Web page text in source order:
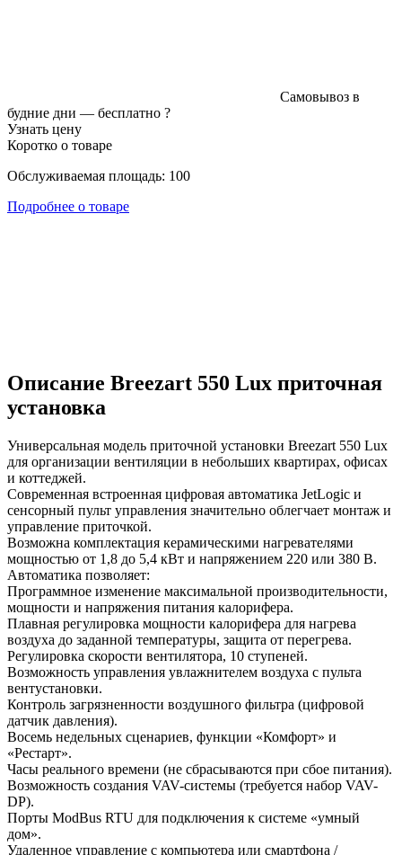
Самовывоз в
будние дни — бесплатно ?
Узнать цену
Коротко о товаре
Обслуживаемая площадь: 100
Подробнее о товаре
Описание Breezart 550 Lux приточная
установка
Универсальная модель приточной установки Breezart 550 Lux
для организации вентиляции в небольших квартирах, офисах
и коттеджей.
Современная встроенная цифровая автоматика JetLogic и
сенсорный пульт управления значительно облегчает монтаж и
управление приточкой.
Возможна комплектация керамическими нагревателями
мощностью от 1,8 до 5,4 кВт и напряжением 220 или 380 В.
Автоматика позволяет:
Программное изменение максимальной производительности,
мощности и напряжения питания калорифера.
Плавная регулировка мощности калорифера для нагрева
воздуха до заданной температуры, защита от перегрева.
Регулировка скорости вентилятора, 10 ступеней.
Возможность управления увлажнителем воздуха с пульта
вентустановки.
Контроль загрязненности воздушного фильтра (цифровой
датчик давления).
Восемь недельных сценариев, функции «Комфорт» и
«Рестарт».
Часы реального времени (не сбрасываются при сбое питания).
Возможность создания VAV-системы (требуется набор VAV-
DP).
Порты ModBus RTU для подключения к системе «умный
дом».
Удаленное управление с компьютера или смартфона /